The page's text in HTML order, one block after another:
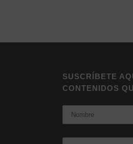
SUSCRÍBETE
CONTENIDOS